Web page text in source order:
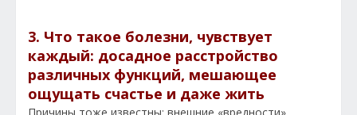
3. Что такое болезни, чувствует
каждый: досадное расстройство
различных функций, мешающее
ощущать счастье и даже жить
Причины тоже известны: внешние «вредности»